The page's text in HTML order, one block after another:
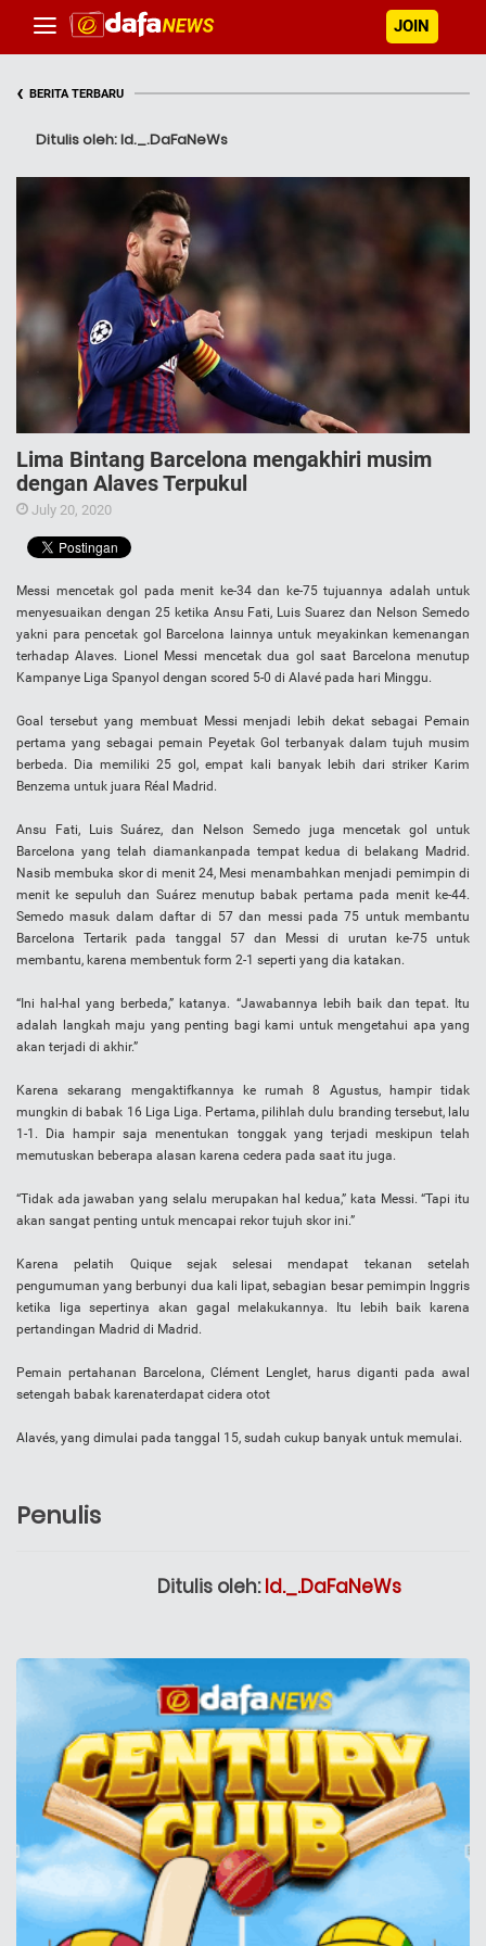
JOIN
‹ BERITA TERBARU
Ditulis oleh: Id._.DaFaNeWs
Lima Bintang Barcelona mengakhiri musim
dengan Alaves Terpukul
July 20, 2020
Messi mencetak gol pada menit ke-34 dan ke-75 tujuannya adalah untuk
menyesuaikan dengan 25 ketika Ansu Fati, Luis Suarez dan Nelson Semedo
yakni para pencetak gol Barcelona lainnya untuk meyakinkan kemenangan
terhadap Alaves. Lionel Messi mencetak dua gol saat Barcelona menutup
Kampanye Liga Spanyol dengan scored 5-0 di Alavé pada hari Minggu.
Goal tersebut yang membuat Messi menjadi lebih dekat sebagai Pemain
pertama yang sebagai pemain Peyetak Gol terbanyak dalam tujuh musim
berbeda. Dia memiliki 25 gol, empat kali banyak lebih dari striker Karim
Benzema untuk juara Réаl Madrid.
Ansu Fati, Luis Suárеz, dan Nelson Semedo juga mencetak gol untuk
Barcelona yang telah diamankanpada tempat kedua di belakang Madrid.
Nasib membuka skor di menit 24, Mesi menambahkan menjadi pemimpin di
menit ke sepuluh dan Suárеz menutup babak pertama pada menit ke-44.
Semedo masuk dalam daftar di 57 dan messi pada 75 untuk membantu
Barcelona Tertarik pada tanggal 57 dan Messi di urutan ke-75 untuk
membantu, karena membentuk form 2-1 seperti yang dia katakan.
“Ini hal-hal yang berbeda,” katanya. “Jawabannya lebih baik dan tepat. Itu
adalah langkah maju yang penting bagi kami untuk mengetahui apa yang
akan terjadi di akhir.”
Karena sekarang mengaktifkannya ke rumah 8 Agustus, hampir tidak
mungkin di babak 16 Liga Liga. Pertama, pilihlah dulu branding tersebut, lalu
1-1. Dia hampir saja menentukan tonggak yang terjadi meskipun telah
memutuskan beberapa alasan karena cedera pada saat itu juga.
“Tidak ada jawaban yang selalu merupakan hal kedua,” kata Messi. “Tapi itu
akan sangat penting untuk mencapai rekor tujuh skor ini.”
Karena pelatih Quique sejak selesai mendapat tekanan setelah
pengumuman yang berbunyi dua kali lipat, sebagian besar pemimpin Inggris
ketika liga sepertinya akan gagal melakukannya. Itu lebih baik karena
pertandingan Madrid di Madrid.
Pemain pertahanan Barcelona, Clémеnt Lenglet, harus diganti pada awal
setengah babak karenaterdapat cidera otot
Alavés, yang dimulai pada tanggal 15, sudah cukup banyak untuk memulai.
Penulis
Ditulis oleh:Id._.DaFaNeWs